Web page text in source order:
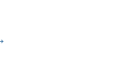
Щітка крацовка